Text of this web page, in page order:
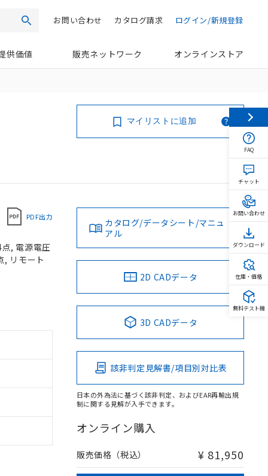
検索 ログイン/新規登録
カタログ請求
お問い合わせ
供価値 販売ネットワーク オンラインストア
マイリストに追加
PDF出力
, 電源電圧
, リモート
カタログ/データシート/マニュ
アル
2D CADデータ
3D CADデータ
該非判定見解書/項目別対比表
日本の外為法に基づく該非判定、およびEAR再輸出規
制に関する見解が入手できます。
オンライン購入
販売価格（税込） ¥ 81,950
FAQ
チャット
お問い合わせ
ダウンロード
在庫・価格
無料テスト機